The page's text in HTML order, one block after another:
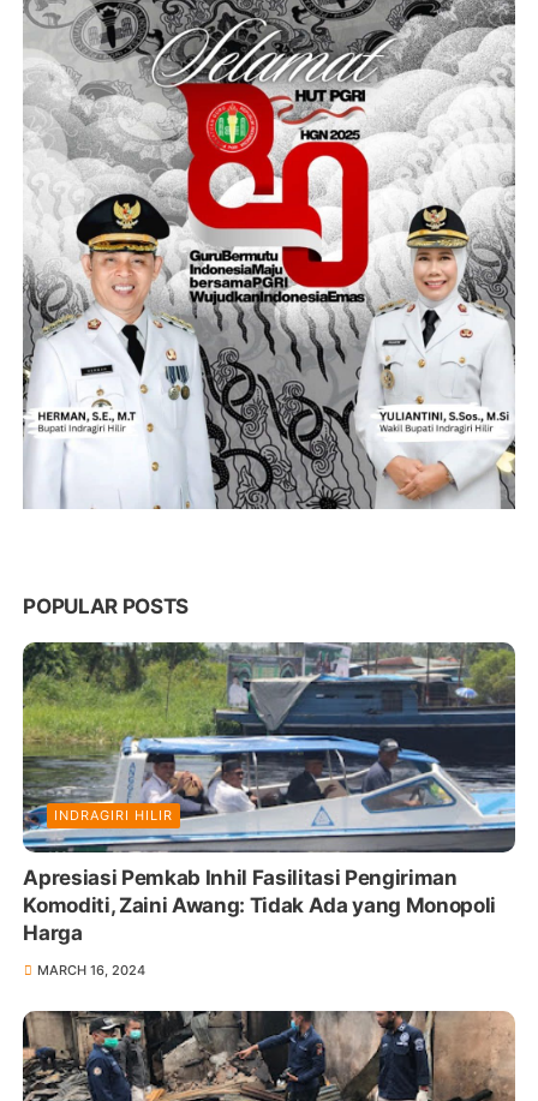
POPULAR POSTS
INDRAGIRI HILIR
Apresiasi Pemkab Inhil Fasilitasi Pengiriman
Komoditi, Zaini Awang: Tidak Ada yang Monopoli
Harga
MARCH 16, 2024